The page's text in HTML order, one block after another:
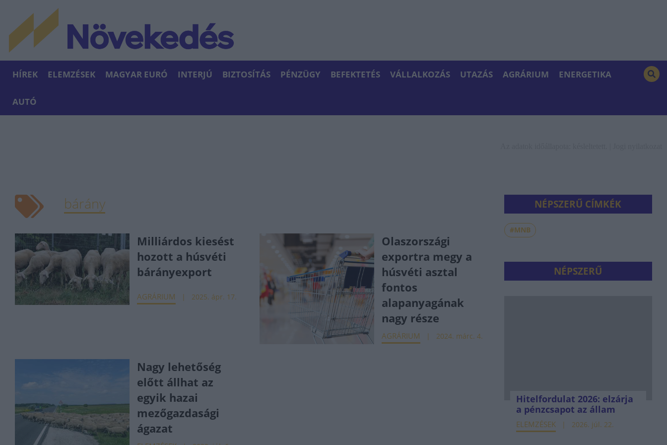
HÍREK ELEMZÉSEK MAGYAR EURÓ INTERJÚ BIZTOSÍTÁS PÉNZÜGY BEFEKTETÉS VÁLLALKOZÁS UTAZÁS AGRÁRIUM ENERGETIKA
AUTÓ
bárány
Milliárdos kiesést
hozott a húsvéti
bárányexport
AGRÁRIUM 2025. ápr. 17.
Olaszországi
exportra megy a
húsvéti asztal
fontos
alapanyagának
nagy része
AGRÁRIUM 2024. márc. 4.
Nagy lehetőség
előtt állhat az
egyik hazai
mezőgazdasági
ágazat
NÉPSZERŰ CÍMKÉK
#MNB
NÉPSZERŰ
Hitelfordulat 2026: elzárja
a pénzcsapot az állam
ELEMZÉSEK 2026. júl. 22.